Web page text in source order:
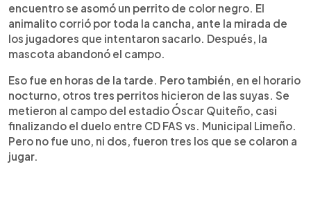
encuentro se asomó un perrito de color negro. El
animalito corrió por toda la cancha, ante la mirada de
los jugadores que intentaron sacarlo. Después, la
mascota abandonó el campo.
Eso fue en horas de la tarde. Pero también, en el horario
nocturno, otros tres perritos hicieron de las suyas. Se
metieron al campo del estadio Óscar Quiteño, casi
finalizando el duelo entre CD FAS vs. Municipal Limeño.
Pero no fue uno, ni dos, fueron tres los que se colaron a
jugar.